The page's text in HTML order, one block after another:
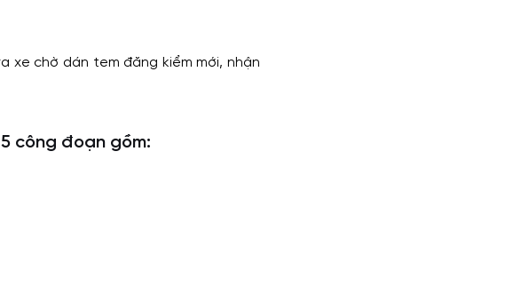
xe chờ dán tem đăng kiểm mới, nhận
công đoạn gồm: